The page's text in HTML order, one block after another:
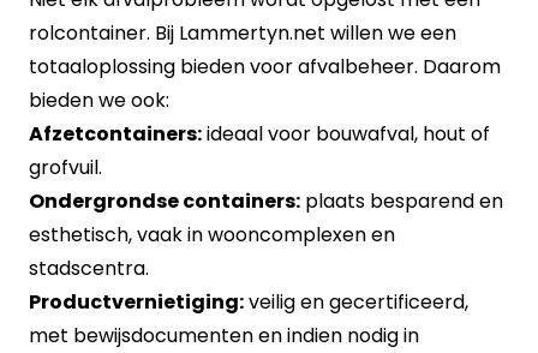
rolcontainer. Bij Lammertyn.net willen we een
totaaloplossing bieden voor afvalbeheer. Daarom
bieden we ook:
Afzetcontainers:ideaal voor bouwafval, hout of
grofvuil.
Ondergrondse containers: plaats besparend en
esthetisch, vaak in wooncomplexen en
stadscentra.
Productvernietiging:veilig en gecertificeerd,
met bewijsdocumenten en indien nodig in